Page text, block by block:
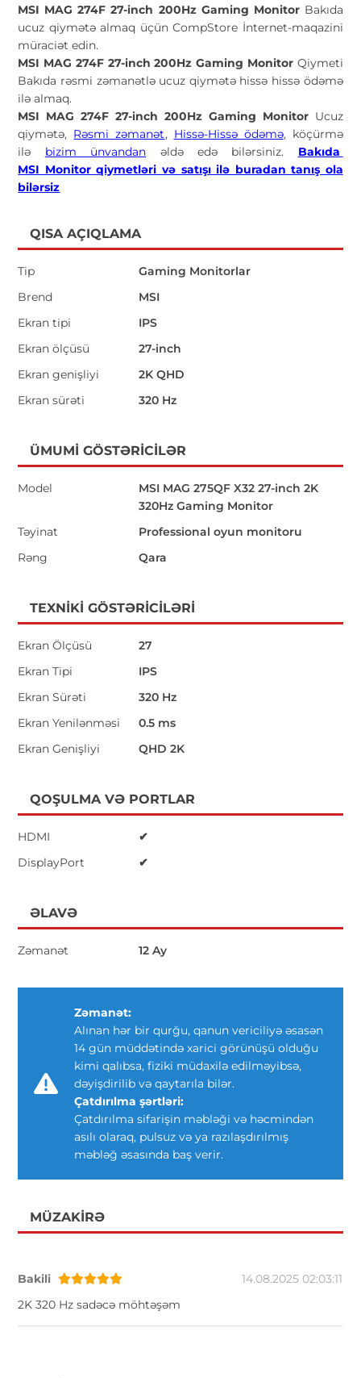
MSI MAG 274F 27-inch 200Hz Gaming Monitor Bakıda
ucuz qiymətə almaq üçün CompStore İnternet-maqazini
müraciət edin.
MSI MAG 274F 27-inch 200Hz Gaming MonitorQiymeti
Bakıda rəsmi zəmanətlə ucuz qiymətə hissə hissə ödəmə
ilə almaq.
MSI MAG 274F 27-inch 200Hz Gaming MonitorUcuz
qiymətə, Rəsmi zəmanət, Hissə-Hissə ödəmə, köçürmə
ilə bizim ünvandan əldə edə bilərsiniz. Bakıda
MSI Monitor qiymetləri və satışı ilə buradan tanış ola
bilərsiz
QISA AÇIQLAMA
Tip
Gaming Monitorlar
Brend
MSI
Ekran tipi
IPS
Ekran ölçüsü
27-inch
Ekran genişliyi
2K QHD
Ekran sürəti
320 Hz
ÜMUMI GÖSTƏRICILƏR
Model
MSI MAG 275QF X32 27-inch 2K
320Hz Gaming Monitor
Təyinat
Professional oyun monitoru
Rəng
Qara
TEXNIKI GÖSTƏRICILƏRI
Ekran Ölçüsü
27
Ekran Tipi
IPS
Ekran Sürəti
320 Hz
Ekran Yenilənməsi
0.5 ms
Ekran Genişliyi
QHD 2K
QOŞULMA VƏ PORTLAR
HDMI
✔
DisplayPort
✔
ƏLAVƏ
Zəmanət 12 Ay
Zəmanət:
Alınan hər bir qurğu, qanun vericiliyə əsasən
14 gün müddətində xarici görünüşü olduğu
kimi qalıbsa, fiziki müdaxilə edilməyibsə,
dəyişdirilib və qaytarıla bilər.
Çatdırılma şərtləri:
Çatdırılma sifarişin məbləği və həcmindən
asılı olaraq, pulsuz və ya razılaşdırılmış
məbləğ əsasında baş verir.
MÜZAKIRƏ
Bakili
14.08.2025 02:03:11
2K 320 Hz sadəcə möhtəşəm